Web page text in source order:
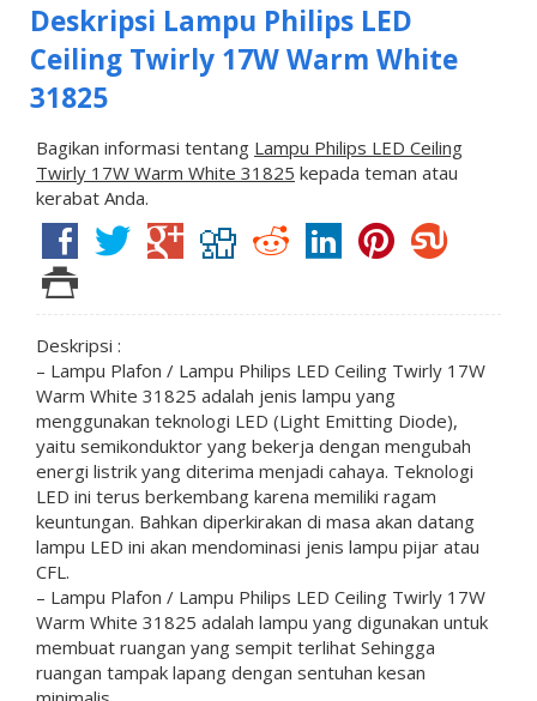
Deskripsi Lampu Philips LED
Ceiling Twirly 17W Warm White
31825
Bagikan informasi tentang Lampu Philips LED Ceiling
Twirly 17W Warm White 31825 kepada teman atau
kerabat Anda.
Deskripsi :
– Lampu Plafon / Lampu Philips LED Ceiling Twirly 17W
Warm White 31825 adalah jenis lampu yang
menggunakan teknologi LED (Light Emitting Diode),
yaitu semikonduktor yang bekerja dengan mengubah
energi listrik yang diterima menjadi cahaya. Teknologi
LED ini terus berkembang karena memiliki ragam
keuntungan. Bahkan diperkirakan di masa akan datang
lampu LED ini akan mendominasi jenis lampu pijar atau
CFL.
– Lampu Plafon / Lampu Philips LED Ceiling Twirly 17W
Warm White 31825 adalah lampu yang digunakan untuk
membuat ruangan yang sempit terlihat Sehingga
ruangan tampak lapang dengan sentuhan kesan